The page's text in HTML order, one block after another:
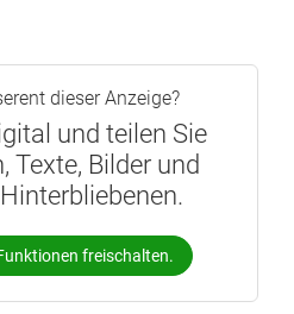
dieser Anzeige?
und teilen Sie
Texte, Bilder und
freischalten.